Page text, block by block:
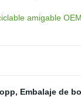
amigable
, Embalaje de